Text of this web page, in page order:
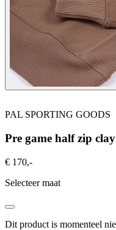
PAL SPORTING GOODS
Pre game half zip clay
€ 170,-
Selecteer maat
Dit product is momenteel